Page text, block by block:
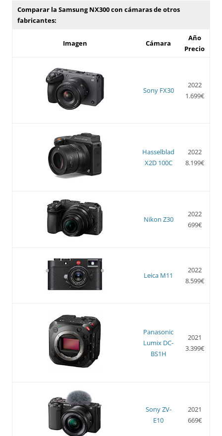
Comparar la Samsung NX300 con cámaras de otros
fabricantes:
Imagen Cámara
Año
Precio
Sony FX30
2022
1.699€
Hasselblad
X2D 100C
2022
8.199€
Nikon Z30
2022
699€
Leica M11
2022
8.599€
Panasonic
Lumix DC-
BS1H
2021
3.399€
Sony ZV-
E10
2021
669€